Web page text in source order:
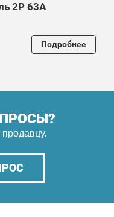
2P 63A
Подробнее